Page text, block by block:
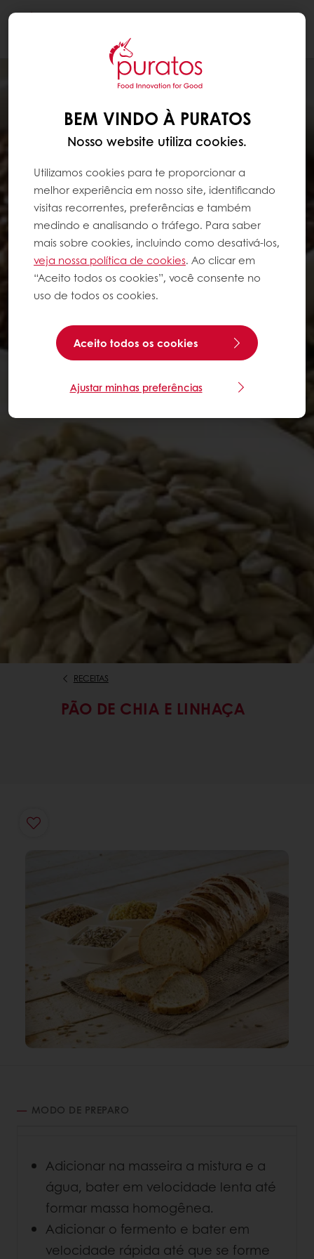
RECEITAS
PÃO DE CHIA E LINHAÇA
MODO DE PREPARO
Adicionar na masseira a mistura e a
água, bater em velocidade lenta até
formar massa homogênea.
Adicionar o fermento e bater em
velocidade rápida até que se forme
BEM VINDO À PURATOS
Nosso website utiliza cookies.
Utilizamos cookies para te proporcionar a
melhor experiência em nosso site, identificando
visitas recorrentes, preferências e também
medindo e analisando o tráfego. Para saber
mais sobre cookies, incluindo como desativá-los,
veja nossa política de cookies. Ao clicar em
“Aceito todos os cookies”, você consente no
uso de todos os cookies.
Aceito todos os cookies
Ajustar minhas preferências